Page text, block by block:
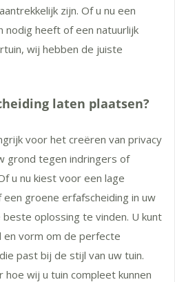
zijn. Of u nu een
nodig heeft of een natuurlijk
wij hebben de juiste
laten plaatsen?
voor het creëren van privacy
grond tegen indringers of
u nu kiest voor een lage
groene erfafscheiding in uw
oplossing te vinden. U kunt
en vorm om de perfecte
past bij de stijl van uw tuin.
wij u tuin compleet kunnen